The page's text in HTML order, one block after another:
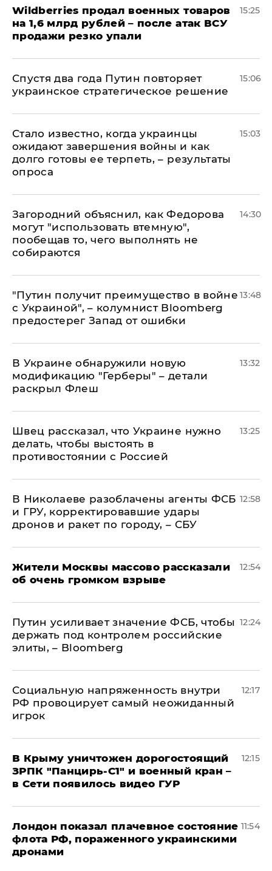
​Wildberries продал военных товаров
на 1,6 млрд рублей – после атак ВСУ
продажи резко упали
15:25
Спустя два года Путин повторяет
украинское стратегическое решение
15:06
Стало известно, когда украинцы
ожидают завершения войны и как
долго готовы ее терпеть, – результаты
опроса
15:03
Загородний объяснил, как Федорова
могут "использовать втемную",
пообещав то, чего выполнять не
собираются
14:30
"Путин получит преимущество в войне
с Украиной", – колумнист Bloomberg
предостерег Запад от ошибки
13:48
В Украине обнаружили новую
модификацию "Герберы" – детали
раскрыл Флеш
13:32
Швец рассказал, что Украине нужно
делать, чтобы выстоять в
противостоянии с Россией
13:25
В Николаеве разоблачены агенты ФСБ
и ГРУ, корректировавшие удары
дронов и ракет по городу, – СБУ
12:58
Жители Москвы массово рассказали
об очень громком взрыве
12:54
Путин усиливает значение ФСБ, чтобы
держать под контролем российские
элиты, – Bloomberg
12:24
Социальную напряженность внутри
РФ провоцирует самый неожиданный
игрок
12:17
В Крыму уничтожен дорогостоящий
ЗРПК "Панцирь-С1" и военный кран –
в Сети появилось видео ГУР
12:15
Лондон показал плачевное состояние
флота РФ, пораженного украинскими
дронами
11:54